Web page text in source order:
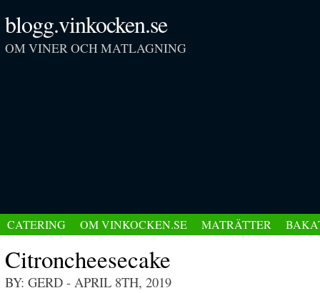
blogg.vinkocken.se
OM VINER OCH MATLAGNING
CATERING OM VINKOCKEN.SE MATRÄTTER
Citroncheesecake
BY: GERD - APRIL 8TH, 2019